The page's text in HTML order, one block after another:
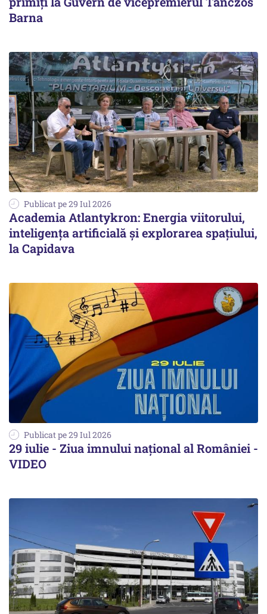
Barna
Publicat pe 29 Iul 2026
Academia Atlantykron: Energia viitorului,
inteligența artificială și explorarea spațiului,
la Capidava
Publicat pe 29 Iul 2026
29 iulie - Ziua imnului național al României -
VIDEO